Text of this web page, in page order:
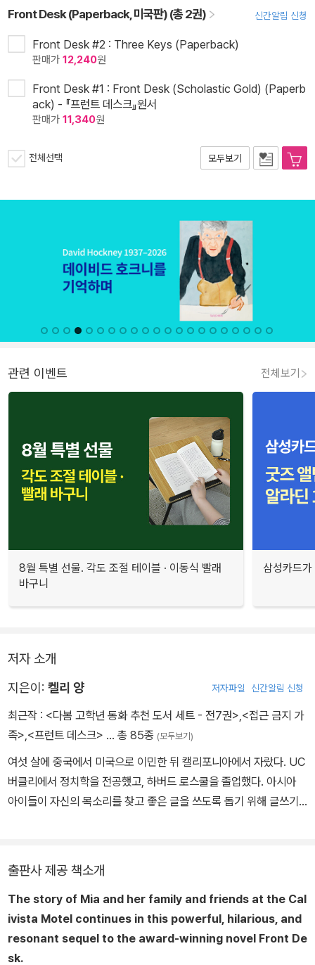
Front Desk (Paperback, 미국판) (총 2권) 신간알림 신청
Front Desk #2 : Three Keys (Paperback)
판매가 12,240원
Front Desk #1 : Front Desk (Scholastic Gold) (Paperb
ack) - 『프런트 데스크』원서
판매가 11,340원
전체선택 모두보기
관련 이벤트 전체보기
8월 특별 선물. 각도 조절 테이블 · 이동식 빨래
바구니
삼성카드
저자 소개
지은이: 켈리 양 저자파일 신간알림 신청
최근작 : <다봄 고학년 동화 추천 도서 세트 - 전7권>,<접근 금지 가
족>,<프런트 데스크> … 총 85종 (모두보기)
여섯 살에 중국에서 미국으로 이민한 뒤 캘리포니아에서 자랐다. UC
버클리에서 정치학을 전공했고, 하버드 로스쿨을 졸업했다. 아시아
아이들이 자신의 목소리를 찾고 좋은 글을 쓰도록 돕기 위해 글쓰기
전적 소설 《프런트 데스크》 이후 《쓰리 키즈》, 《룸 투 드림》, 《키 플
레이어》 등 다수의 작품이 호평을 받았다. KellyYang.com
출판사 제공 책소개
The story of Mia and her family and friends at the Cal
ivista Motel continues in this powerful, hilarious, and
resonant sequel to the award-winning novel Front De
sk.